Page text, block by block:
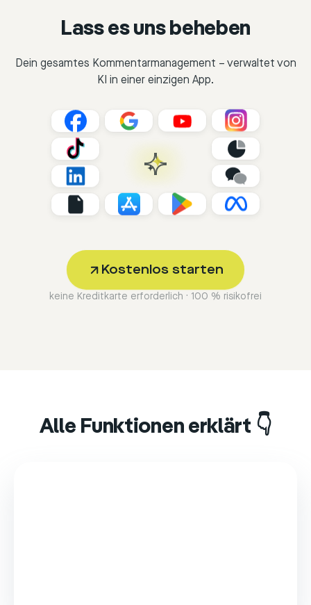
Lass es uns beheben
Dein gesamtes Kommentarmanagement – verwaltet von
KI in einer einzigen App.
Kostenlos starten
keine Kreditkarte erforderlich · 100 % risikofrei
Alle Funktionen erklärt 👇